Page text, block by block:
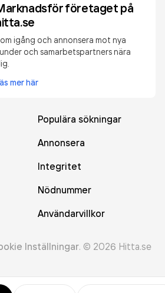
företaget på
igång och annonsera mot nya
och samarbetspartners nära
mer här
Populära sökningar
Annonsera
Integritet
Nödnummer
Användarvillkor
Inställningar. © 2026 Hitta.se